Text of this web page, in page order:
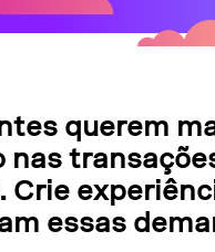
querem
nas
Crie
essas